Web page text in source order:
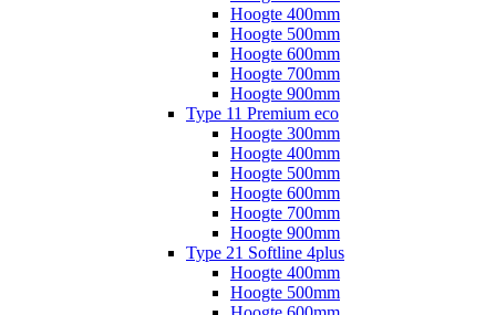
Hoogte 400mm
Hoogte 500mm
Hoogte 600mm
Hoogte 700mm
Hoogte 900mm
Type 11 Premium eco
Hoogte 300mm
Hoogte 400mm
Hoogte 500mm
Hoogte 600mm
Hoogte 700mm
Hoogte 900mm
Type 21 Softline 4plus
Hoogte 400mm
Hoogte 500mm